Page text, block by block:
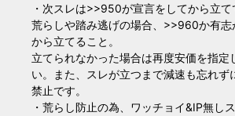
・次スレは>>950が宣言をしてから立て
荒らしや踏み逃げの場合、>>960か有志
から立てること。
立てられなかった場合は再度安価を指定
い。また、スレが立つまで減速も忘れず
禁止です。
・荒らし防止の為、ワッチョイ&IP無し